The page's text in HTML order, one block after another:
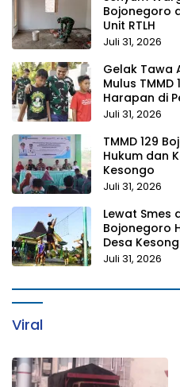
Bojonegoro
Unit RTLH
Juli 31, 2026
Gelak Tawa
Mulus
Harapan di
Juli 31, 2026
TMMD 129
Hukum dan
Kesongo
Juli 31, 2026
Lewat Smes
Bojonegoro
Desa
Juli 31, 2026
Viral